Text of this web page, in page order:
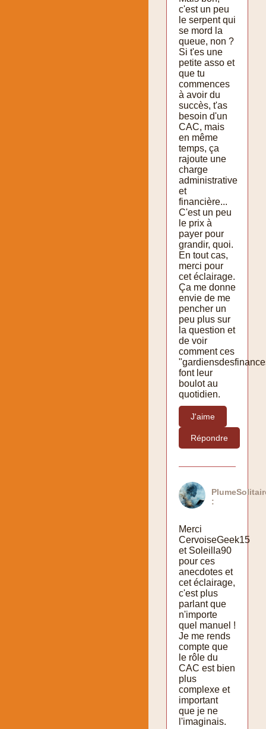
c'est un peu
le serpent qui
se mord la
queue, non ?
Si t'es une
petite asso et
que tu
commences
à avoir du
succès, t'as
besoin d'un
CAC, mais
en même
temps, ça
rajoute une
charge
administrative
et
financière...
C'est un peu
le prix à
payer pour
grandir, quoi.
En tout cas,
merci pour
cet éclairage.
Ça me donne
envie de me
pencher un
peu plus sur
la question et
de voir
comment ces
font leur
boulot au
quotidien.
J'aime
Répondre
:
Merci
CervoiseGeek15
et Soleilla90
pour ces
anecdotes et
cet éclairage,
c'est plus
parlant que
n'importe
quel manuel !
Je me rends
compte que
le rôle du
CAC est bien
plus
complexe et
important
que je ne
l'imaginais.